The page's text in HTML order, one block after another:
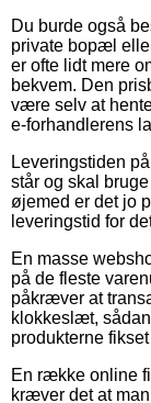
Du burde også
private bopæl
er ofte lidt mere
bekvem. Den
være selv at
e-forhandlerens
Leveringstiden
står og skal
øjemed er det jo
leveringstid for
En masse
på de fleste
påkræver at
klokkeslæt,
produkterne
En række online
kræver det at